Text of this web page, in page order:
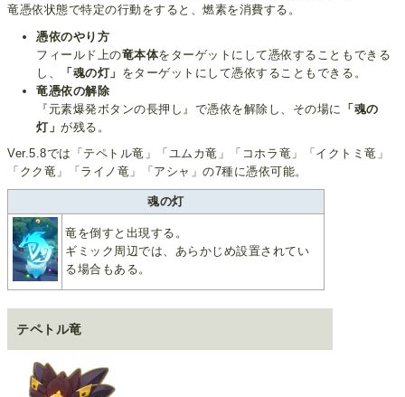
竜憑依状態で特定の行動をすると、燃素を消費する。
憑依のやり方
フィールド上の竜本体をターゲットにして憑依することもできる
し、
「魂の灯」 をターゲットにして憑依することもできる。
竜憑依の解除
『元素爆発ボタンの長押し』で憑依を解除し、その場に
「魂の
灯」が残る。
Ver.5.8では「テペトル竜」「ユムカ竜」「コホラ竜」「イクトミ竜」
「クク竜」「ライノ竜」「アシャ」の7種に憑依可能。
魂の灯
竜を倒すと出現する。
ギミック周辺では、あらかじめ設置されてい
る場合もある。
テペトル竜